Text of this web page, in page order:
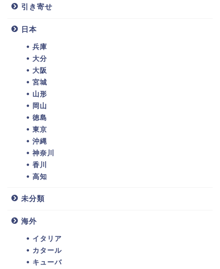
引き寄せ
日本
兵庫
大分
大阪
宮城
山形
岡山
徳島
東京
沖縄
神奈川
香川
高知
未分類
海外
イタリア
カタール
キューバ